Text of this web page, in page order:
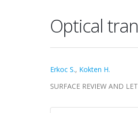
Optical
Erkoc S., Kokten H.
SURFACE REVIEW AND